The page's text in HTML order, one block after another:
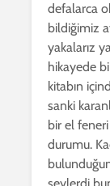
defalarca
bildiğimiz
yakalarız
hikayede
kitabın
sanki
bir el
durumu.